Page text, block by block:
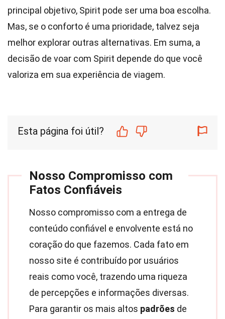
principal objetivo, Spirit pode ser uma boa escolha.
Mas, se o conforto é uma prioridade, talvez seja
melhor explorar outras alternativas. Em suma, a
decisão de voar com Spirit depende do que você
valoriza em sua experiência de viagem.
Esta página foi útil?
Nosso Compromisso com
Fatos Confiáveis
Nosso compromisso com a entrega de
conteúdo confiável e envolvente está no
coração do que fazemos. Cada fato em
nosso site é contribuído por usuários
reais como você, trazendo uma riqueza
de percepções e informações diversas.
Para garantir os mais altos padrões de